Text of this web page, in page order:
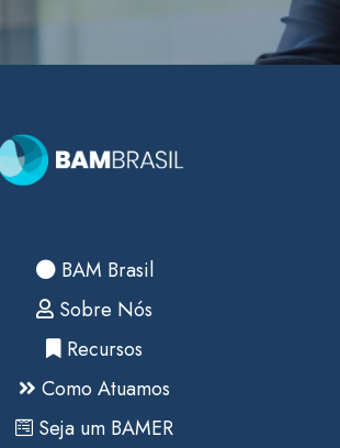
BAM Brasil
Sobre Nós
Recursos
Como Atuamos
Seja um BAMER